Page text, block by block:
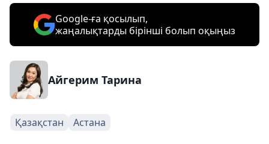
Google-ға қосылып,
жаңалықтарды бірінші болып оқыңыз
Айгерим Тарина
Қазақстан Астана